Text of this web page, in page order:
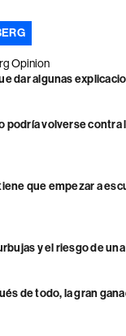
Opinion
dar algunas
podría volverse contra
que empezar a
y el riesgo de
de todo, la gran